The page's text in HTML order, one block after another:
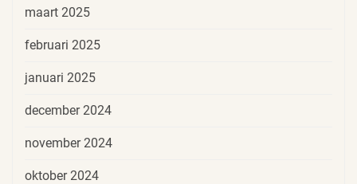
maart 2025
februari 2025
januari 2025
december 2024
november 2024
oktober 2024